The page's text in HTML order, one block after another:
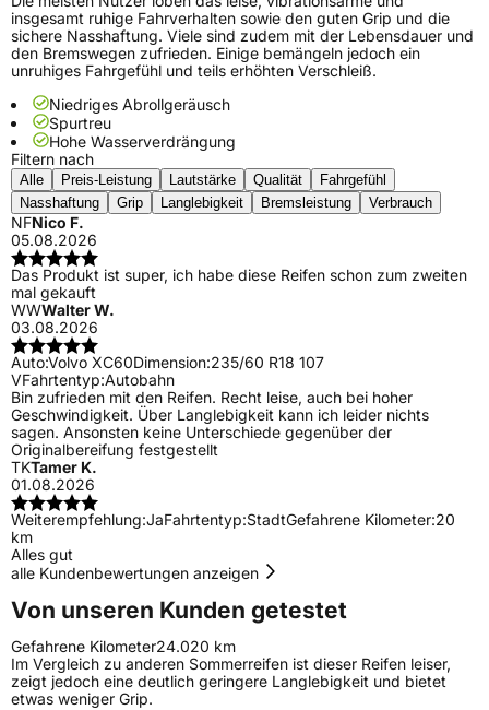
insgesamt ruhige Fahrverhalten sowie den guten Grip und die
sichere Nasshaftung. Viele sind zudem mit der Lebensdauer und
den Bremswegen zufrieden. Einige bemängeln jedoch ein
unruhiges Fahrgefühl und teils erhöhten Verschleiß.
Niedriges Abrollgeräusch
Spurtreu
Hohe Wasserverdrängung
Filtern nach
Alle Preis-Leistung Lautstärke Qualität
Fahrgefühl
Nasshaftung
Grip Langlebigkeit Bremsleistung Verbrauch
NFNico F.
05.08.2026
Das Produkt ist super, ich habe diese Reifen schon zum zweiten
mal gekauft
WWWalter W.
03.08.2026
Auto:Volvo XC60Dimension:235/60 R18 107
VFahrtentyp:Autobahn
Bin zufrieden mit den Reifen. Recht leise, auch bei hoher
Geschwindigkeit. Über Langlebigkeit kann ich leider nichts
sagen. Ansonsten keine Unterschiede gegenüber der
Originalbereifung festgestellt
TKTamer K.
01.08.2026
Weiterempfehlung:JaFahrtentyp:StadtGefahrene Kilometer:20
km
Alles gut
alle Kundenbewertungen anzeigen
Von unseren Kunden getestet
Gefahrene Kilometer24.020 km
Im Vergleich zu anderen Sommerreifen ist dieser Reifen leiser,
zeigt jedoch eine deutlich geringere Langlebigkeit und bietet
etwas weniger Grip.